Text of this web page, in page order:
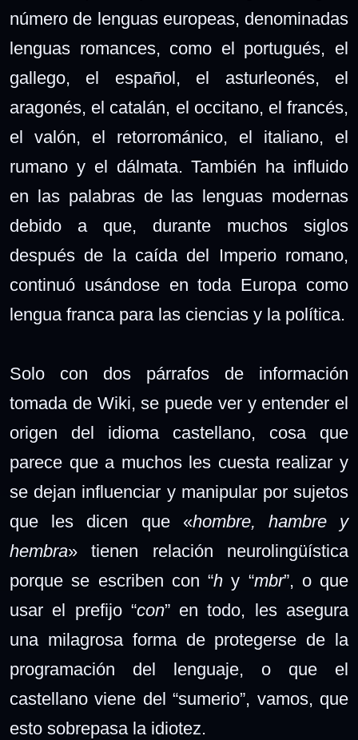
número de lenguas europeas, denominadas
lenguas romances, como el portugués, el
gallego, el español, el asturleonés, el
aragonés, el catalán, el occitano, el francés,
el valón, el retorrománico, el italiano, el
rumano y el dálmata. También ha influido
en las palabras de las lenguas modernas
debido a que, durante muchos siglos
después de la caída del Imperio romano,
continuó usándose en toda Europa como
lengua franca para las ciencias y la política.
Solo con dos párrafos de información
tomada de Wiki, se puede ver y entender el
origen del idioma castellano, cosa que
parece que a muchos les cuesta realizar y
se dejan influenciar y manipular por sujetos
que les dicen que «hombre, hambre y
hembra» tienen relación neurolingüística
porque se escriben con “h y “mbr”, o que
usar el prefijo “con” en todo, les asegura
una milagrosa forma de protegerse de la
programación del lenguaje, o que el
castellano viene del “sumerio”, vamos, que
esto sobrepasa la idiotez.